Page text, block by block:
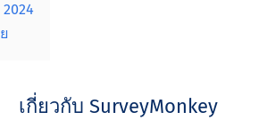
เกี่ยวกับ SurveyMonkey